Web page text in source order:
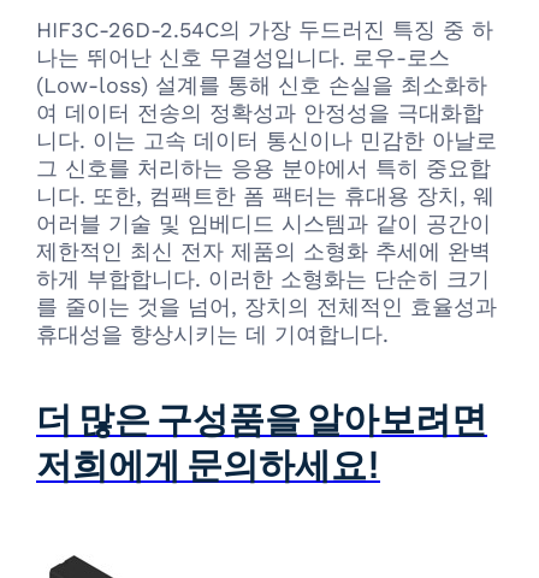
HIF3C-26D-2.54C의 가장 두드러진 특징 중 하
나는 뛰어난 신호 무결성입니다. 로우-로스
(Low-loss) 설계를 통해 신호 손실을 최소화하
여 데이터 전송의 정확성과 안정성을 극대화합
니다. 이는 고속 데이터 통신이나 민감한 아날로
그 신호를 처리하는 응용 분야에서 특히 중요합
니다. 또한, 컴팩트한 폼 팩터는 휴대용 장치, 웨
어러블 기술 및 임베디드 시스템과 같이 공간이
제한적인 최신 전자 제품의 소형화 추세에 완벽
하게 부합합니다. 이러한 소형화는 단순히 크기
를 줄이는 것을 넘어, 장치의 전체적인 효율성과
휴대성을 향상시키는 데 기여합니다.
더 많은 구성품을 알아보려면
저희에게 문의하세요!